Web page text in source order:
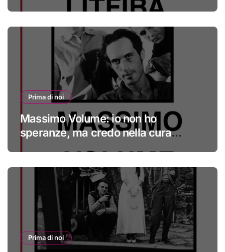
Prima di noi
Massimo Volume: io non ho
speranze, ma credo nella cura
Prima di noi